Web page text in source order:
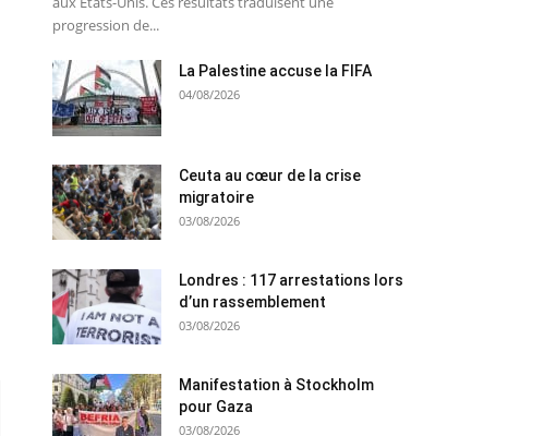
progression de...
La Palestine accuse la FIFA
04/08/2026
Ceuta au cœur de la crise
migratoire
03/08/2026
Londres : 117 arrestations lors
d’un rassemblement
03/08/2026
Manifestation à Stockholm
pour Gaza
03/08/2026